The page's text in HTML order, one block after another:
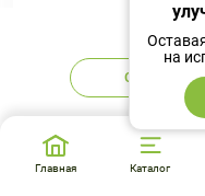
Сообщить
Сердечная
У пациентов, функция
РААС (например, при
классификации NYHA,
сопровождающейся
препаратами,
резкой артериальной
прогрессирующей
Главная Каталог
на